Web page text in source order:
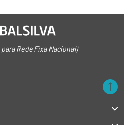
Rede Fixa Nacional)